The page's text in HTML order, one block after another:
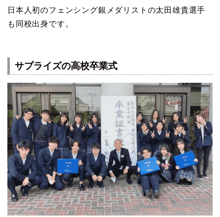
日本人初のフェンシング銀メダリストの太田雄貴選手
も同校出身です。
サプライズの高校卒業式